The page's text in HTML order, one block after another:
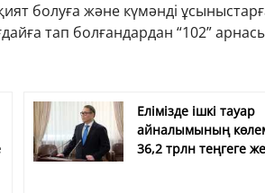
болуға және күмәнді
тап болғандардан “102”
Елімізде ішкі тауар
айналымының
36,2 трлн теңгеге